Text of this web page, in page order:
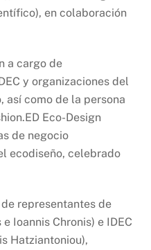
en colaboración
a cargo de
y organizaciones del
así como de la persona
Eco-Design
de negocio
ecodiseño, celebrado
representantes de
Ioannis Chronis) e IDEC
Hatziantoniou),